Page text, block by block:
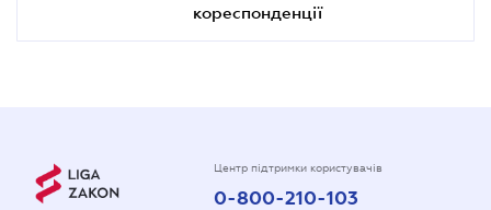
кореспонденції
Центр підтримки користувачів
0-800-210-103